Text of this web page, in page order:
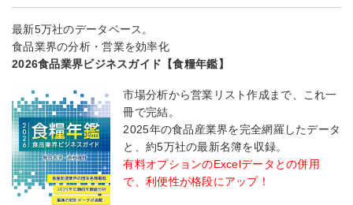
最新5万社のデータベース。
食品業界の分析・営業を効率化
2026食品業界ビジネスガイド【食糧年鑑】
市場分析から営業リスト作成まで、これ一
冊で完結。
2025年の食品産業界を完全網羅したデータ
と、約5万社の最新名簿を収録。
有料オプションのExcelデータとの併用
で、利便性が格段にアップ！